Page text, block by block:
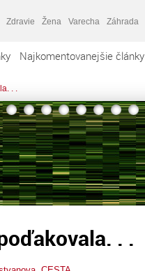
Zdravie Žena Varecha Záhrada
Najkomentovanejšie články
. .
. .